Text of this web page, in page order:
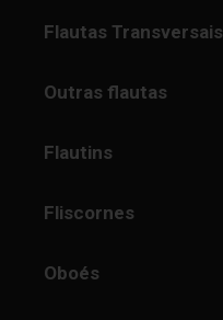
Flautas Transversais
Outras flautas
Flautins
Fliscornes
Oboés